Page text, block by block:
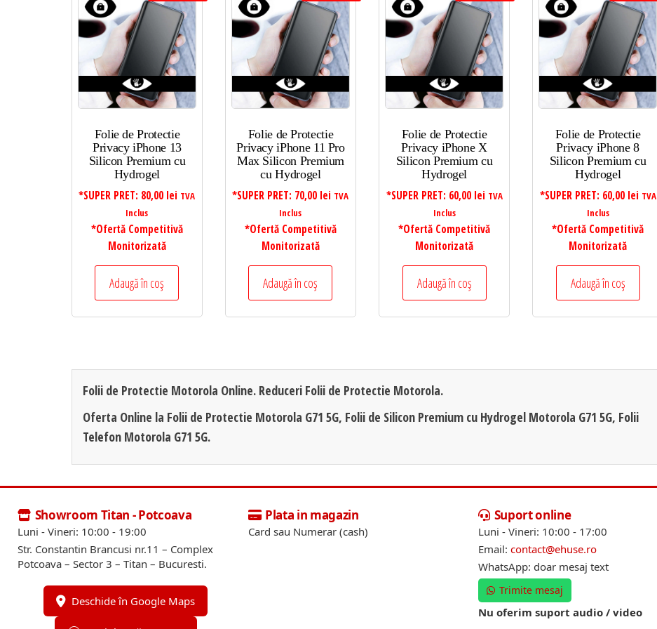
Folie de Protectie
Privacy iPhone 13
Silicon Premium cu
Hydrogel
*SUPER PRET: 80,00 lei TVA
Inclus
*Ofertă Competitivă
Monitorizată
Adaugă în coș
Folie de Protectie
Privacy iPhone 11 Pro
Max Silicon Premium
cu Hydrogel
*SUPER PRET: 70,00 lei TVA
Inclus
*Ofertă Competitivă
Monitorizată
Adaugă în coș
Folie de Protectie
Privacy iPhone X
Silicon Premium cu
Hydrogel
*SUPER PRET: 60,00 lei TVA
Inclus
*Ofertă Competitivă
Monitorizată
Adaugă în coș
Folie de Protectie
Privacy iPhone 8
Silicon Premium cu
Hydrogel
*SUPER PRET: 60,00 lei TVA
Inclus
*Ofertă Competitivă
Monitorizată
Adaugă în coș
Folii de Protectie Motorola Online. Reduceri Folii de Protectie Motorola.
Oferta Online la Folii de Protectie Motorola G71 5G, Folii de Silicon Premium cu Hydrogel Motorola G71 5G, Folii
Telefon Motorola G71 5G.
Showroom Titan - Potcoava
Luni - Vineri: 10:00 - 19:00
Str. Constantin Brancusi nr.11 – Complex
Potcoava – Sector 3 – Titan – Bucuresti.
Deschide în Google Maps
Plata in magazin
Card sau Numerar (cash)
Suport online
Luni - Vineri: 10:00 - 17:00
Email: contact@ehuse.ro
WhatsApp: doar mesaj text
Trimite mesaj
Nu oferim suport audio / video